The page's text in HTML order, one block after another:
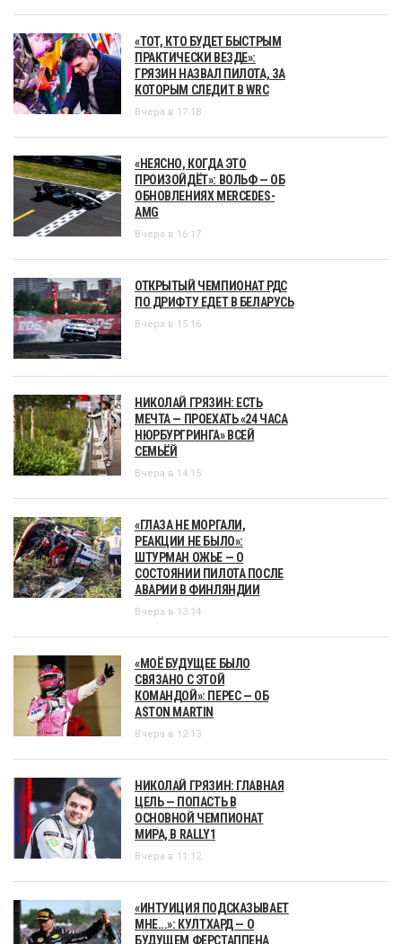
«ТОТ, КТО БУДЕТ БЫСТРЫМ
ПРАКТИЧЕСКИ ВЕЗДЕ»:
ГРЯЗИН НАЗВАЛ ПИЛОТА, ЗА
КОТОРЫМ СЛЕДИТ В WRC
Вчера в 17:18
«НЕЯСНО, КОГДА ЭТО
ПРОИЗОЙДЁТ»: ВОЛЬФ — ОБ
ОБНОВЛЕНИЯХ MERCEDES-
AMG
Вчера в 16:17
ОТКРЫТЫЙ ЧЕМПИОНАТ РДС
ПО ДРИФТУ ЕДЕТ В БЕЛАРУСЬ
Вчера в 15:16
НИКОЛАЙ ГРЯЗИН: ЕСТЬ
МЕЧТА — ПРОЕХАТЬ «24 ЧАСА
НЮРБУРГРИНГА» ВСЕЙ
СЕМЬЁЙ
Вчера в 14:15
«ГЛАЗА НЕ МОРГАЛИ,
РЕАКЦИИ НЕ БЫЛО»:
ШТУРМАН ОЖЬЕ — О
СОСТОЯНИИ ПИЛОТА ПОСЛЕ
АВАРИИ В ФИНЛЯНДИИ
Вчера в 13:14
«МОЁ БУДУЩЕЕ БЫЛО
СВЯЗАНО С ЭТОЙ
КОМАНДОЙ»: ПЕРЕС — ОБ
ASTON MARTIN
Вчера в 12:13
НИКОЛАЙ ГРЯЗИН: ГЛАВНАЯ
ЦЕЛЬ — ПОПАСТЬ В
ОСНОВНОЙ ЧЕМПИОНАТ
МИРА, В RALLY1
Вчера в 11:12
«ИНТУИЦИЯ ПОДСКАЗЫВАЕТ
МНЕ...»: КУЛТХАРД — О
БУДУЩЕМ ФЕРСТАППЕНА